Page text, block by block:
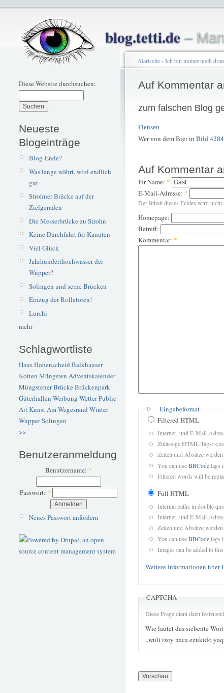
blog.tetti.de–
Diese Website durchsuchen:
Neueste
Blogeinträge
Blog-Ende?
Was lange währt, wird endlich
gut.
Strohner Brücke auf der
Zielgeraden
Die Messerbrücke zu Strohn
Keine Durchfahrt für Kanuten
Viel Glück
Jahrhunderthochwasser der
Wupper?
Solingen und seine Brücken
Einzug der Rollatoren!
Lurchi
mehr
Schlagwortliste
Haus Hohenscheid Balkhauser
Kotten Müngsten Adventskalender
Müngstener BrückeBrückenpark
Güterhallen Werbung WetterPublic
ArtKunstAm Wegesrand Winter
WupperSolingen
>>
Benutzeranmeldung
Benutzername: *
Passwort: *
Neues Passwort anfordern
Startseite› Ich bin immer noch dran
Auf Kommentar
zum falschen Blog
Flensen
Wer von dem Bier in Bild 4284
Auf Kommentar
Ihr Name: *
E-Mail-Adresse: *
Der Inhalt dieses Feldes wird
Homepage:
Betreff:
Kommentar: *
Eingabeformat
Filtered HTML
Internet- und E-Mail-
Zulässige HTML-Tags:
Zeilen und Absätze
You can useBBCodetags
Filtered words will be
Full HTML
Internal paths in double
Internet- und E-Mail-
Zeilen und Absätze
You can useBBCodetags
Images can be added to
Weitere Informationen über
CAPTCHA
Diese Frage dient dazu
Wie lautet das siebente
„wuli ixoy naca ezukido